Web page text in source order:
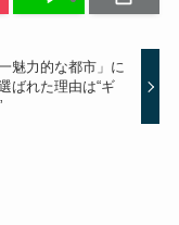
魅力的な都市」に
ばれた理由は“ギ